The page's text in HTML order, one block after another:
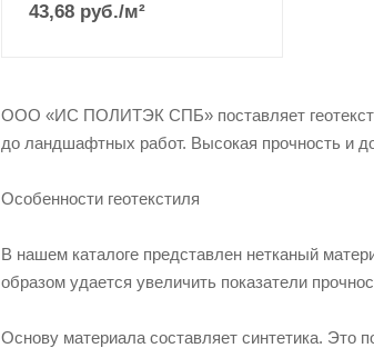
43,68 руб./м²
ООО «ИС ПОЛИТЭК СПБ» поставляет
до ландшафтных работ. Высокая прочность и
Особенности геотекстиля
В нашем каталоге представлен нетканый
образом удается увеличить показатели
Основу материала составляет синтетика. Это